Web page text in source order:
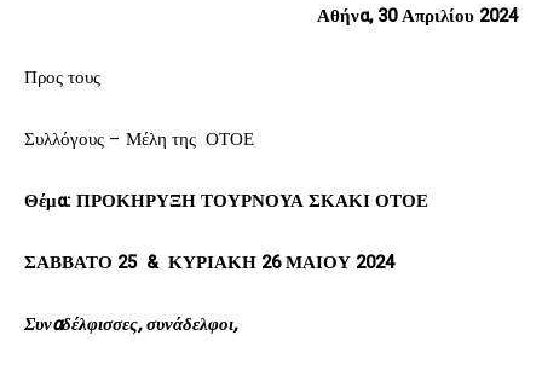
Αθήνα, 30 Απριλίου 2024
Προς τους
Συλλόγους – Μέλη της ΟΤΟΕ
Θέμα: ΠΡΟΚΗΡΥΞΗ ΤΟΥΡΝΟΥΑΣΚΑΚΙΟΤΟΕ
ΣΑΒΒΑΤΟ 25 & ΚΥΡΙΑΚΗ 26 ΜΑΙΟΥ 2024
Συναδέλφισσες, συνάδελφοι,